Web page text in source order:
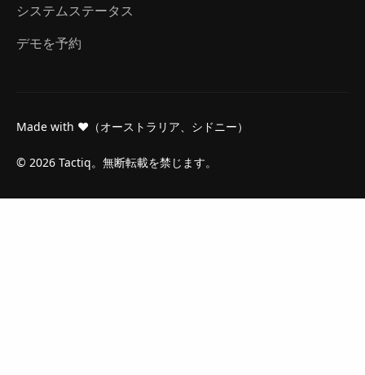
システムステータス
デモを予約
© 2026 Tactiq。無断転載を禁じます。
Made with ❤（オーストラリア、シドニー）